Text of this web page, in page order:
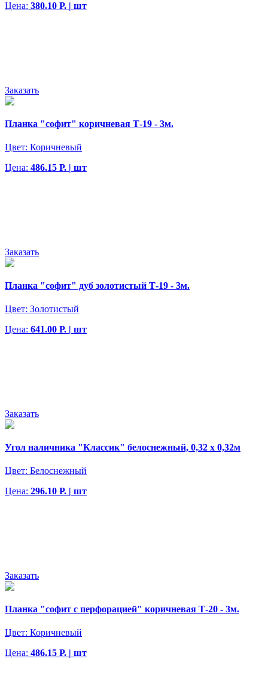
Цена: 380.10 Р. | шт
Заказать
Планка "софит" коричневая Т-19 - 3м.
Цвет: Коричневый
Цена: 486.15 Р. | шт
Заказать
Планка "софит" дуб золотистый Т-19 - 3м.
Цвет: Золотистый
Цена: 641.00 Р. | шт
Заказать
Угол наличника "Классик" белоснежный, 0,32 х 0,32м
Цвет: Белоснежный
Цена: 296.10 Р. | шт
Заказать
Планка "софит с перфорацией" коричневая Т-20 - 3м.
Цвет: Коричневый
Цена: 486.15 Р. | шт